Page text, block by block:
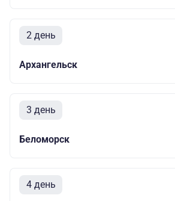
2 день
Архангельск
3 день
Беломорск
4 день